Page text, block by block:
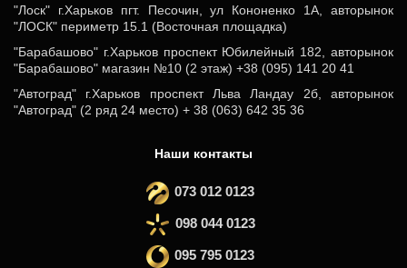
"Лоск" г.Харьков пгт. Песочин, ул Кононенко 1А, авторынок
"ЛОСК" периметр 15.1 (Восточная площадка)
"Барабашово" г.Харьков проспект Юбилейный 182, авторынок
"Барабашово" магазин №10 (2 этаж) +38 (095) 141 20 41
"Автоград" г.Харьков проспект Льва Ландау 2б, авторынок
"Автоград" (2 ряд 24 место) + 38 (063) 642 35 36
Наши контакты
073 012 0123
098 044 0123
095 795 0123